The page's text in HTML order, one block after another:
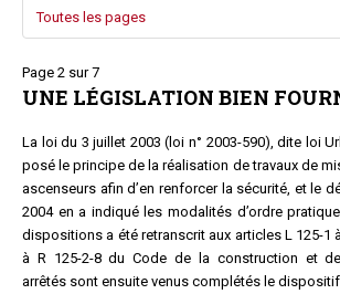
Toutes les pages
Page 2 sur 7
UNE LÉGISLATION BIEN
La loi du 3 juillet 2003 (loi n° 2003-590), dite loi
posé le principe de la réalisation de travaux de
ascenseurs afin d’en renforcer la sécurité, et le
2004 en a indiqué les modalités d’ordre
dispositions a été retranscrit aux articles L 125-1
à R 125-2-8 du Code de la construction et de
arrêtés sont ensuite venus complétés le dispositif.